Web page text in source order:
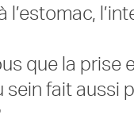
l’estomac,
que la prise
sein fait aussi